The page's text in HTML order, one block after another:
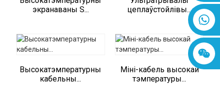
8618019377761
экранаваны S...
цеплаўстойлівы...
Высокатэмпературны
кабельны...
Міні-кабель высокай
тэмпературы...